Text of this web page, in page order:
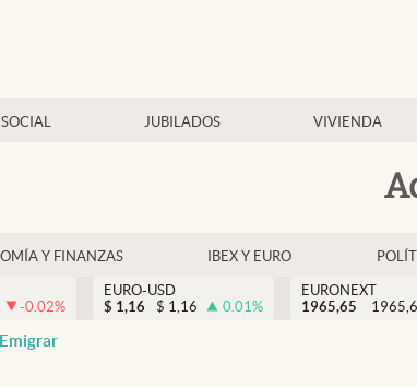
JUBILADOS VIVIENDA
Y FINANZAS IBEX Y EURO
-0.02%
EURO-USD
$ 1,16 $ 1,16 0.01%
EURONEXT
1965,65
Emigrar